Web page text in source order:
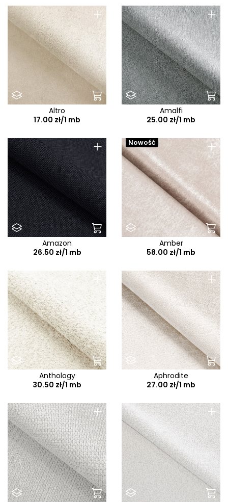
+
Altro
17.00 zł/1 mb
+
Amalfi
25.00 zł/1 mb
+
Amazon
26.50 zł/1 mb
+
Nowość
Amber
58.00 zł/1 mb
+
Anthology
30.50 zł/1 mb
+
Aphrodite
27.00 zł/1 mb
+ +